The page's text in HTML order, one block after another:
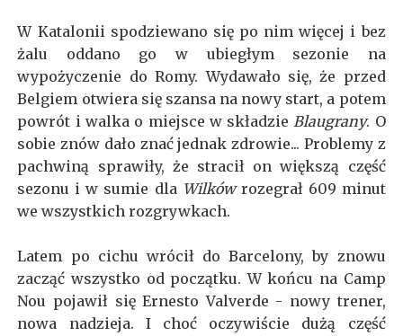
W Katalonii spodziewano się po nim więcej i bez
żalu oddano go w ubiegłym sezonie na
wypożyczenie do Romy. Wydawało się, że przed
Belgiem otwiera się szansa na nowy start, a potem
powrót i walka o miejsce w składzieBlaugrany. O
sobie znów dało znać jednak zdrowie... Problemy z
pachwiną sprawiły, że stracił on większą część
sezonu i w sumie dla Wilkówrozegrał 609 minut
we wszystkich rozgrywkach.
Latem po cichu wrócił do Barcelony, by znowu
zacząć wszystko od początku. W końcu na Camp
Nou pojawił się Ernesto Valverde - nowy trener,
nowa nadzieja. I choć oczywiście dużą część